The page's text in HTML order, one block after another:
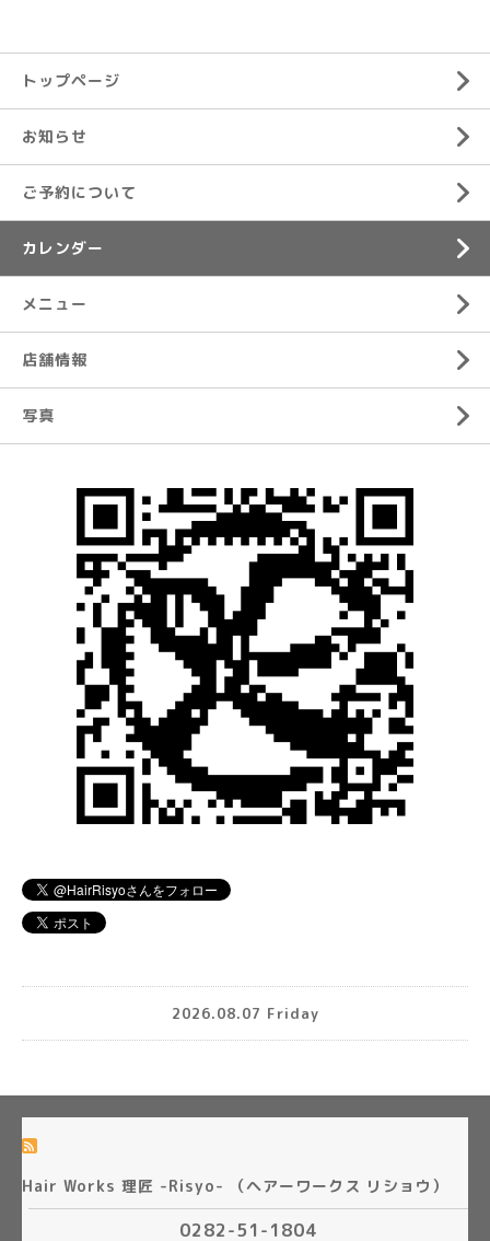
トップページ
お知らせ
ご予約について
カレンダー
メニュー
店舗情報
写真
2026.08.07 Friday
Hair Works 理匠 -Risyo- （ヘアーワークス リショウ）
0282-51-1804